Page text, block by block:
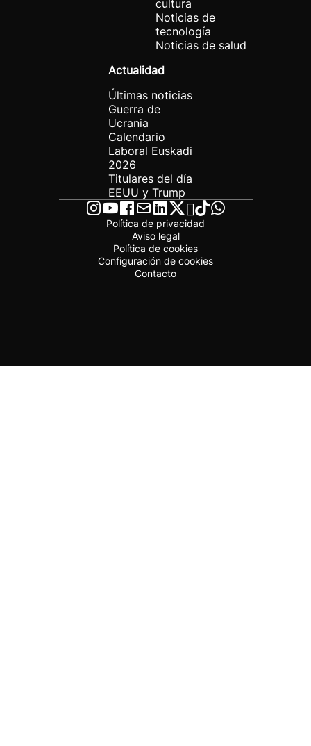
cultura
Noticias de
tecnología
Noticias de salud
Actualidad
Últimas noticias
Guerra de
Ucrania
Calendario
Laboral Euskadi
2026
Titulares del día
EEUU y Trump
Política de privacidad
Aviso legal
Política de cookies
Configuración de cookies
Contacto